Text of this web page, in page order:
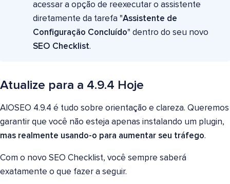
acessar a opção de reexecutar o assistente
diretamente da tarefa "Assistente de
Configuração Concluído" dentro do seu novo
SEO Checklist.
Atualize para a 4.9.4 Hoje
AIOSEO 4.9.4 é tudo sobre orientação e clareza. Queremos
garantir que você não esteja apenas instalando um plugin,
mas realmente usando-o para aumentar seu tráfego.
Com o novo SEO Checklist, você sempre saberá
exatamente o que fazer a seguir.